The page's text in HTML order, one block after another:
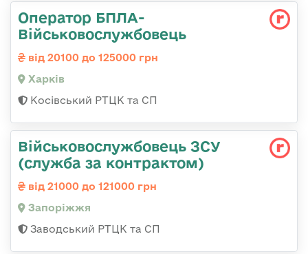
Оператор БПЛА-
Військовослужбовець
від 20100 до 125000 грн
Харків
Косівський РТЦК та СП
Військовослужбовець ЗСУ
(служба за контрактом)
від 21000 до 121000 грн
Запоріжжя
Заводський РТЦК та СП